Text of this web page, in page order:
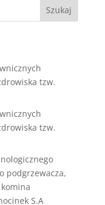
Szukaj
tzw.
tzw.
podgrzewacza,
S.A